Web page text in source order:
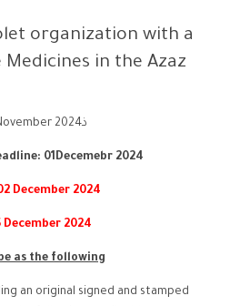
organization with a
in the Azaz
ذAnnouncement deadline: 14 November 2024
01Decemebr 2024
December 2024
2024
as the following:
an original signed and stamped